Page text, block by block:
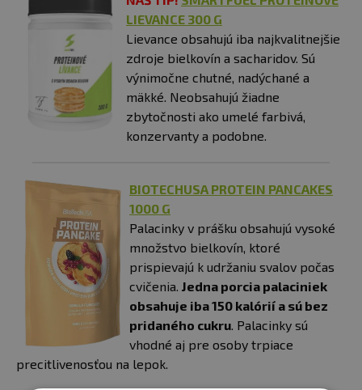
LIEVANCE 300 G
Lievance obsahujú iba najkvalitnejšie
zdroje bielkovín a sacharidov. Sú
výnimočne chutné, nadýchané a
mäkké. Neobsahujú žiadne
zbytočnosti ako umelé farbivá,
konzervanty a podobne.
BIOTECHUSA PROTEIN PANCAKES
1000 G
Palacinky v prášku obsahujú vysoké
množstvo bielkovín, ktoré
prispievajú k udržaniu svalov počas
cvičenia. Jedna porcia palaciniek
obsahuje iba 150 kalórií a sú bez
pridaného cukru. Palacinky sú
vhodné aj pre osoby trpiace
precitlivenosťou na lepok.